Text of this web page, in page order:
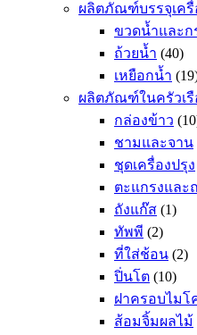
ผลิตภัณฑ์บรรจุเครื่
ขวดน้ำและก
ถ้วยน้ำ (40)
เหยือกน้ำ
ผลิตภัณฑ์ในครัวเ
กล่องข้าว
ชามและจาน
ชุดเครื่องปรุง
ตะแกรงและ
ถังแก๊ส (1)
ทัพพี (2)
ที่ใส่ช้อน (2)
ปิ่นโต (10)
ฝาครอบไมโ
ส้อมจิ้มผลไม้